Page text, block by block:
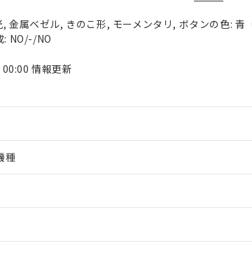
金属ベゼル, きのこ形, モーメンタリ, ボタンの色: 青
: NO/-/NO
情報更新
種